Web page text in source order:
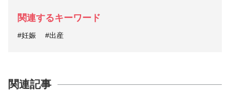
関連するキーワード
#妊娠 #出産
関連記事